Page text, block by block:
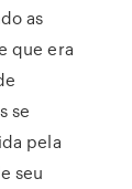
as
que era
se
pela
seu